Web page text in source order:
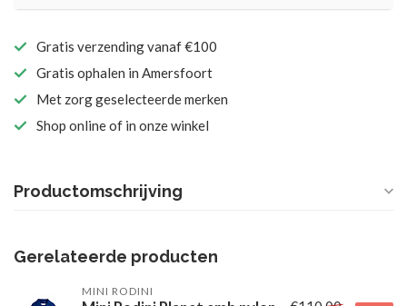
Gratis verzending vanaf €100
Gratis ophalen in Amersfoort
Met zorg geselecteerde merken
Shop online of in onze winkel
Productomschrijving
Gerelateerde producten
MINI RODINI